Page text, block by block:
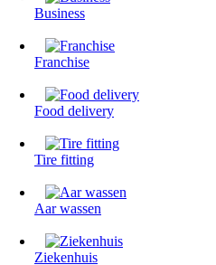
Business
Franchise
Food delivery
Tire fitting
Aar wassen
Ziekenhuis